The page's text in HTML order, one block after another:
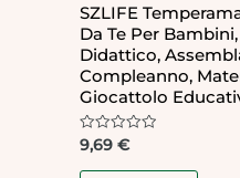
SZLIFE
Da Te Per
Didattico,
Compleanno,
Giocattolo
Rated
out
9,69 €